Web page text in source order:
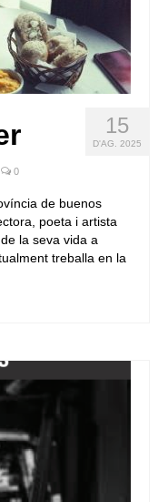
15
D'AG. 2025
0
de buenos
poeta i artista
la seva vida a
treballa en la